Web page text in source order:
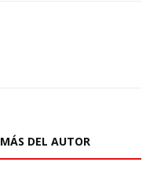
MÁS DEL AUTOR